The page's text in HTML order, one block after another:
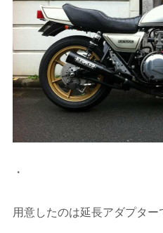
・
用意したのは延長アダプター